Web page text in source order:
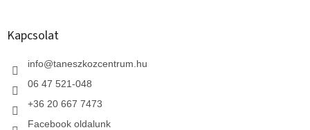
Kapcsolat
info@taneszkozcentrum.hu
06 47 521-048
+36 20 667 7473
Facebook oldalunk